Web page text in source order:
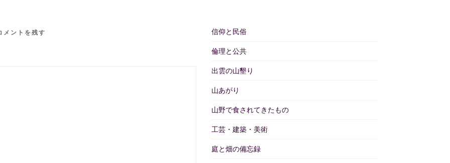
メントを残す 信仰と民俗
倫理と公共
出雲の山墾り
山あがり
山野で食されてきたもの
工芸・建築・美術
庭と畑の備忘録